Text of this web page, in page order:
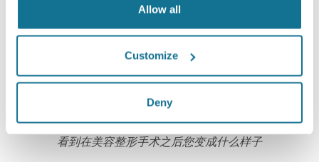
Allow all
Customize
Deny
络，适用于美容整形手术的3D模拟器，同时，一些美
容整容协会也极力推荐它。
看到在美容整形手术之后您变成什么样子